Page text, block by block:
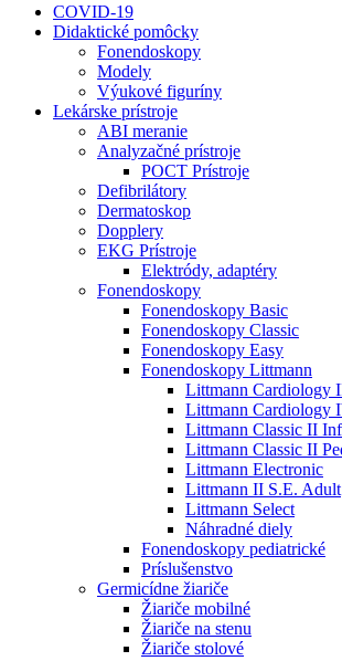
COVID-19
Didaktické pomôcky
Fonendoskopy
Modely
Výukové figuríny
Lekárske prístroje
ABI meranie
Analyzačné prístroje
POCT Prístroje
Defibrilátory
Dermatoskop
Dopplery
EKG Prístroje
Elektródy, adaptéry
Fonendoskopy
Fonendoskopy Basic
Fonendoskopy Classic
Fonendoskopy Easy
Fonendoskopy Littmann
Littmann Cardiology
Littmann Cardiology
Littmann Classic II
Littmann Classic II
Littmann Electronic
Littmann II S.E. Adult
Littmann Select
Náhradné diely
Fonendoskopy pediatrické
Príslušenstvo
Germicídne žiariče
Žiariče mobilné
Žiariče na stenu
Žiariče stolové